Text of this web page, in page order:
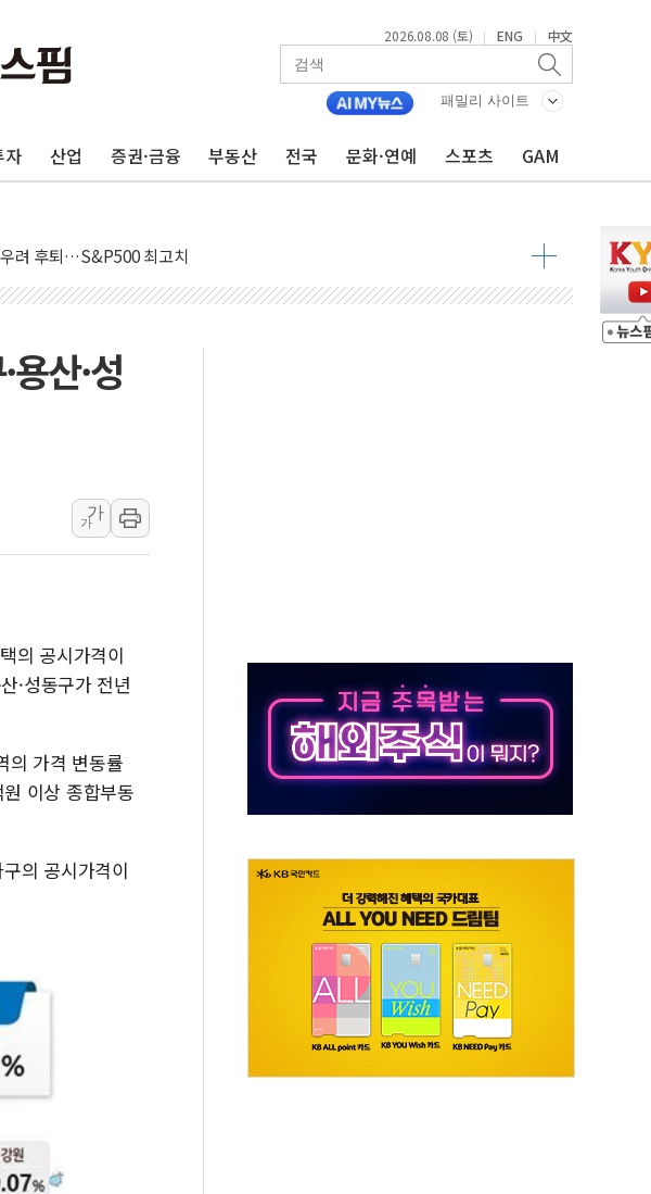
2026.08.08 (토) | ENG | 中文
패밀리 사이트
자 산업 증권·금융 부동산 전국 문화·연예 스포츠 GAM
표...'김민석 재역전 vs 정청래 격차 확대'
일까지 의혹 소명" 요구
준 금리 인상 가능성 낮아지며 상승… STOXX 600 지수는 나흘 연속 최고치
협정' 체결… 이스라엘·이란 위협에 맞설 자체 억지력 강화
…"이르면 다음 주"
최근 1주일 이상 '올스톱'… 美 해상봉쇄 영향
장은 "또 개입했나" 촉각
...美 고용 쇼크에 반도체주 '활짝'
리 인상 우려 후퇴…나스닥 선물 1%대 상승
'쇼크'…9월 금리 인상 기대 후퇴
안·클라우드플레어·태양광주↑ VS 트레이드데스크·웬디스↓
군 실종자 7359명 끝까지 찾겠다"
정설...포항시 '시끌'
년 밑거름…수도권 집중 완화 전환점"
산·성
가
가
의 공시가격이
·성동구가 전년
의 가격 변동률
이상 종합부동
의 공시가격이